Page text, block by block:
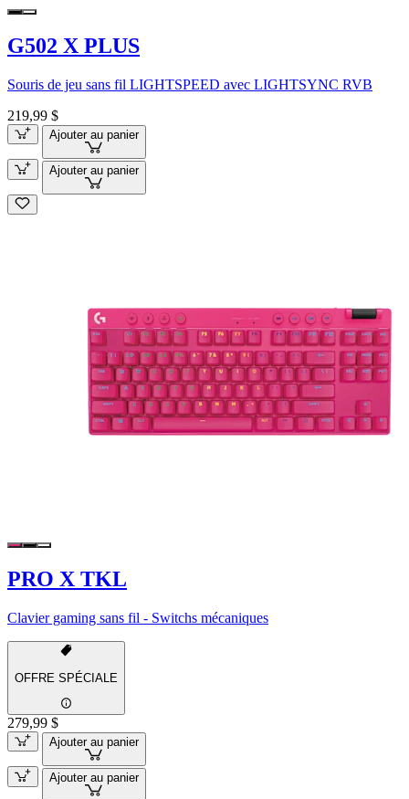
G502 X PLUS
Souris de jeu sans fil LIGHTSPEED avec LIGHTSYNC RVB
219,99 $
Ajouter au panier
Ajouter au panier
PRO X TKL
Clavier gaming sans fil - Switchs mécaniques
OFFRE SPÉCIALE
279,99 $
Ajouter au panier
Ajouter au panier